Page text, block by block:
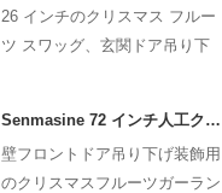
26 インチのクリスマス フルー
ツ スワッグ、玄関ドア吊り下
Senmasine 72 インチ人工クリスマスフルーツガーランド階段暖炉吊り下げ装飾用
壁フロントドア吊り下げ装飾用
のクリスマスフルーツガーラン